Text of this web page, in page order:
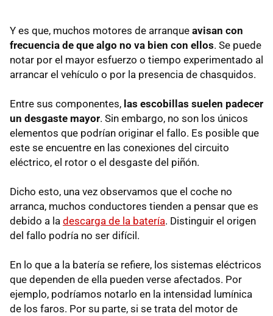
Y es que, muchos motores de arranque avisan con
frecuencia de que algo no va bien con ellos. Se puede
notar por el mayor esfuerzo o tiempo experimentado al
arrancar el vehículo o por la presencia de chasquidos.
Entre sus componentes, las escobillas suelen padecer
un desgaste mayor. Sin embargo, no son los únicos
elementos que podrían originar el fallo. Es posible que
este se encuentre en las conexiones del circuito
eléctrico, el rotor o el desgaste del piñón.
Dicho esto, una vez observamos que el coche no
arranca, muchos conductores tienden a pensar que es
debido a la descarga de la batería. Distinguir el origen
del fallo podría no ser difícil.
En lo que a la batería se refiere, los sistemas eléctricos
que dependen de ella pueden verse afectados. Por
ejemplo, podríamos notarlo en la intensidad lumínica
de los faros. Por su parte, si se trata del motor de